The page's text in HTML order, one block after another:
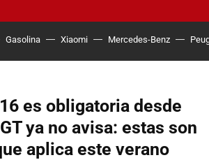
Gasolina Xiaomi Mercedes-Benz
es obligatoria desde
ya no avisa: estas son
aplica este verano